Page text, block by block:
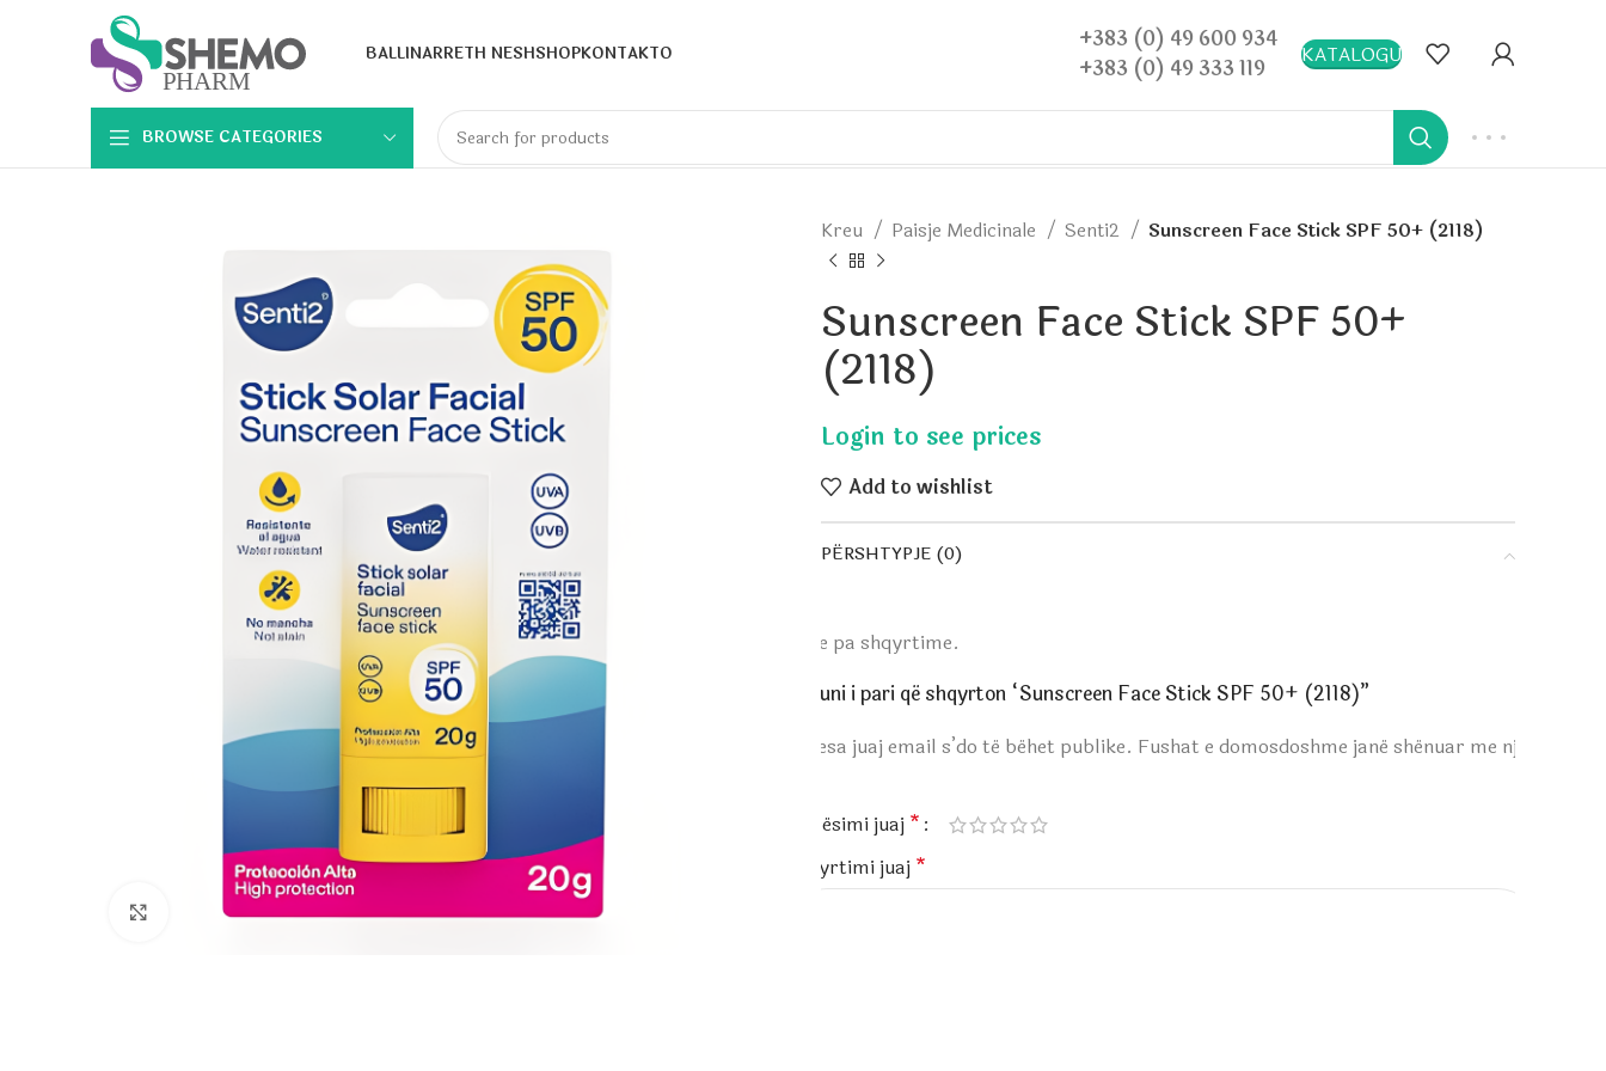
BALLINARRETH NESHSHOPKONTAKTO
+383 (0) 49 600 934
+383 (0) 49 333 119
KATALOGU
BROWSE CATEGORIES
Click to enlarge
Kreu Paisje Medicinale Senti2 Sunscreen Face Stick SPF 50+ (2118)
Sunscreen Face Stick SPF 50+
(2118)
Add to wishlist
PËRSHTYPJE (0)
Ende pa shqyrtime.
Bëhuni i pari që shqyrton “Sunscreen Face Stick SPF 50+ (2118)”
Adresa juaj email s’do të bëhet publike. Fushat e domosdoshme janë shënuar me një
Vlerësimi juaj *
Shqyrtimi juaj *